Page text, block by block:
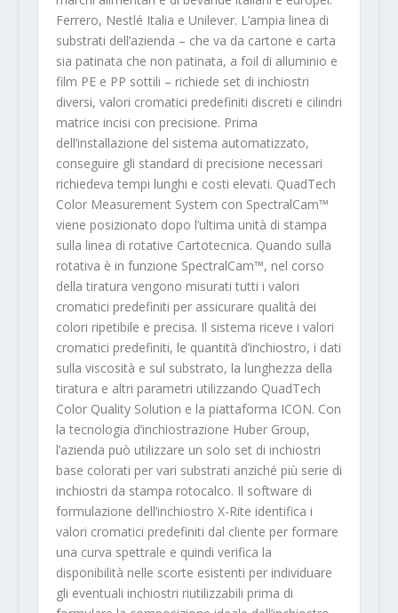
Ferrero, Nestlé Italia e Unilever. L’ampia linea di
substrati dell’azienda – che va da cartone e carta
sia patinata che non patinata, a foil di alluminio e
film PE e PP sottili – richiede set di inchiostri
diversi, valori cromatici predefiniti discreti e cilindri
matrice incisi con precisione. Prima
dell’installazione del sistema automatizzato,
conseguire gli standard di precisione necessari
richiedeva tempi lunghi e costi elevati. QuadTech
Color Measurement System con SpectralCam™
viene posizionato dopo l’ultima unità di stampa
sulla linea di rotative Cartotecnica. Quando sulla
rotativa è in funzione SpectralCam™, nel corso
della tiratura vengono misurati tutti i valori
cromatici predefiniti per assicurare qualità dei
colori ripetibile e precisa. Il sistema riceve i valori
cromatici predefiniti, le quantità d’inchiostro, i dati
sulla viscosità e sul substrato, la lunghezza della
tiratura e altri parametri utilizzando QuadTech
Color Quality Solution e la piattaforma ICON. Con
la tecnologia d’inchiostrazione Huber Group,
l’azienda può utilizzare un solo set di inchiostri
base colorati per vari substrati anziché più serie di
inchiostri da stampa rotocalco. Il software di
formulazione dell’inchiostro X-Rite identifica i
valori cromatici predefiniti dal cliente per formare
una curva spettrale e quindi verifica la
disponibilità nelle scorte esistenti per individuare
gli eventuali inchiostri riutilizzabili prima di